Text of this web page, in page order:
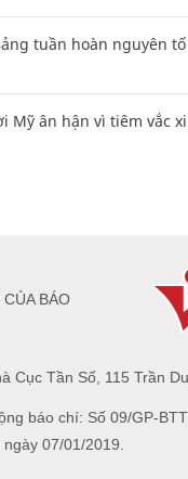
tuần hoàn nguyên
Mỹ ân hận vì tiêm vắc
Cục Tần Số, 115 Trần
báo chí: Số 09/GP-
07/01/2019.
BÁO